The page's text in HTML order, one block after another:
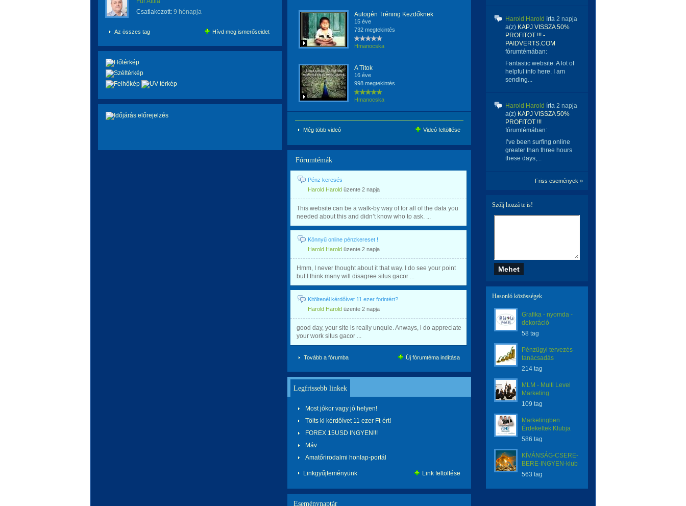
Csatlakozott: 9 hónapja
Az összes tag Hívd meg ismerőseidet
Autogén Tréning Kezdőknek
15 éve
732 megtekintés
Hmanocska
A Titok
16 éve
998 megtekintés
Hmanocska
Még több videó Videó feltöltése
Fórumtémák
Pénz keresés
Harold Harold üzente 2 napja
This website can be a walk-by way of for all of the data you
needed about this and didn’t know who to ask. ...
Könnyű online pénzkereset !
Harold Harold üzente 2 napja
Hmm, I never thought about it that way. I do see your point
but I think many will disagree situs gacor ...
Kitöltenél kérdőívet 11 ezer forintért?
Harold Harold üzente 2 napja
good day, your site is really unquie. Anways, i do appreciate
your work situs gacor ...
Tovább a fórumba Új fórumtéma indítása
Legfrissebb linkek
Most jókor vagy jó helyen!
Tölts ki kérdőívet 11 ezer Ft-ért!
FOREX 15USD INGYEN!!!
Máv
Amatőrirodalmi honlap-portál
Linkgyűjteményünk Link feltöltése
Eseménynaptár
Harold Harold írta 2 napja
a(z) KAPJ VISSZA 50%
PROFITOT !!! -
PAIDVERTS.COM
fórumtémában:
Fantastic website. A lot of
helpful info here. I am
sending...
Harold Harold írta 2 napja
a(z) KAPJ VISSZA 50%
PROFITOT !!!
fórumtémában:
I’ve been surfing online
greater than three hours
these days,...
Friss események »
Szólj hozzá te is!
Hasonló közösségek
Grafika - nyomda -
dekoráció
58 tag
Pénzügyi tervezés-
tanácsadás
214 tag
MLM - Multi Level
Marketing
109 tag
Marketingben
Érdekeltek Klubja
586 tag
KÍVÁNSÁG-CSERE-
BERE-INGYEN-klub
563 tag